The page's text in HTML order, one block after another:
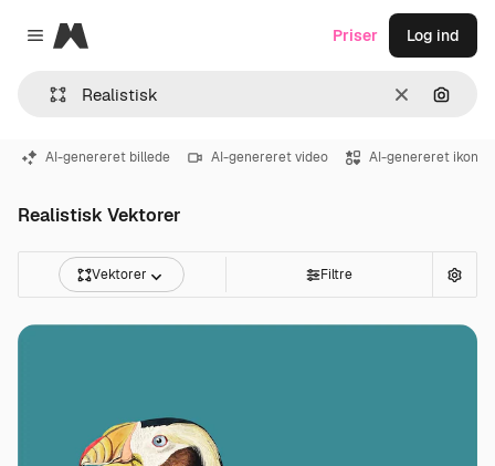
Close menu
Magnific
Klar Søg
Priser Log ind
AI-genereret billede AI-genereret video AI-genereret ikon
Realistisk Vektorer
Vektorer Filtre